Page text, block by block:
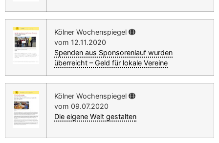
Kölner Wochenspiegel
vom 12.11.2020
Spenden aus Sponsorenlauf wurden
überreicht – Geld für lokale Vereine
Kölner Wochenspiegel
vom 09.07.2020
Die eigene Welt gestalten